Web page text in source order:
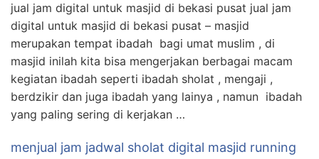
jual jam digital untuk masjid di bekasi pusat jual jam
digital untuk masjid di bekasi pusat – masjid
merupakan tempat ibadah bagi umat muslim , di
masjid inilah kita bisa mengerjakan berbagai macam
kegiatan ibadah seperti ibadah sholat , mengaji ,
berdzikir dan juga ibadah yang lainya , namun ibadah
yang paling sering di kerjakan …
menjual jam jadwal sholat digital masjid running